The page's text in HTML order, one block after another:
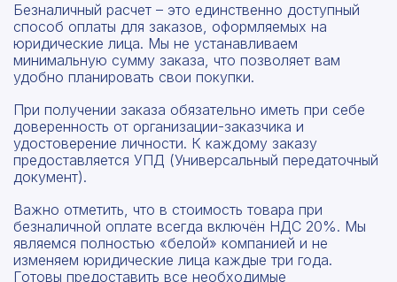
Безналичный расчет – это единственно доступный
способ оплаты для заказов, оформляемых на
юридические лица. Мы не устанавливаем
минимальную сумму заказа, что позволяет вам
удобно планировать свои покупки.
При получении заказа обязательно иметь при себе
доверенность от организации-заказчика и
удостоверение личности. К каждому заказу
предоставляется УПД (Универсальный передаточный
документ).
Важно отметить, что в стоимость товара при
безналичной оплате всегда включён НДС 20%. Мы
являемся полностью «белой» компанией и не
изменяем юридические лица каждые три года.
Готовы предоставить все необходимые